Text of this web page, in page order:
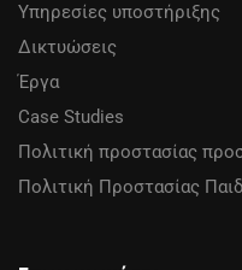
Υπηρεσίες υποστήριξης
Δικτυώσεις
Έργα
Case Studies
Πολιτική προστασίας
Πολιτική Προστασίας